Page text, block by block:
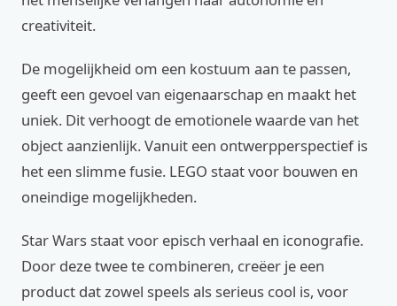
creativiteit.
De mogelijkheid om een kostuum aan te passen,
geeft een gevoel van eigenaarschap en maakt het
uniek. Dit verhoogt de emotionele waarde van het
object aanzienlijk. Vanuit een ontwerpperspectief is
het een slimme fusie. LEGO staat voor bouwen en
oneindige mogelijkheden.
Star Wars staat voor episch verhaal en iconografie.
Door deze twee te combineren, creëer je een
product dat zowel speels als serieus cool is, voor